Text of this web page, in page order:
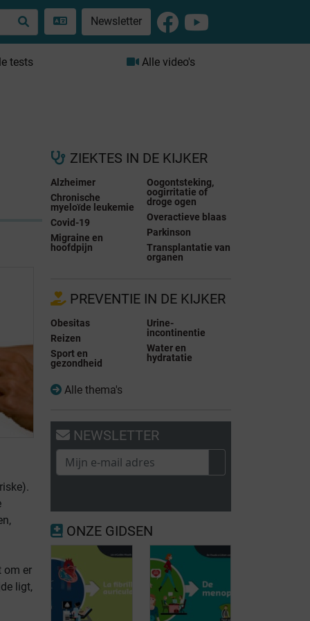
Newsletter
tests Alle video's
om er
ligt,
ZIEKTES IN DE KIJKER
Alzheimer
Chronische
myeloïde leukemie
Covid-19
Migraine en
hoofdpijn
Oogontsteking,
oogirritatie of
droge ogen
Overactieve blaas
Parkinson
Transplantatie van
organen
PREVENTIE IN DE KIJKER
Obesitas
Reizen
Sport en
gezondheid
Urine-
incontinentie
Water en
hydratatie
Alle thema's
NEWSLETTER
ONZE GIDSEN